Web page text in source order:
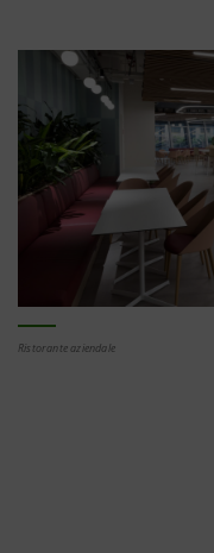
Ristorante aziendale